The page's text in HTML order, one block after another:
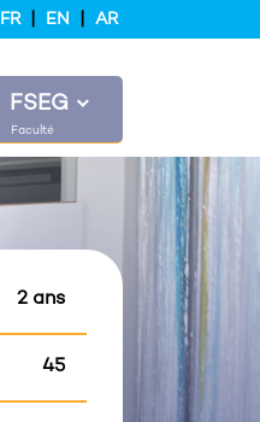
FR EN AR
FSEG
2 ans
45